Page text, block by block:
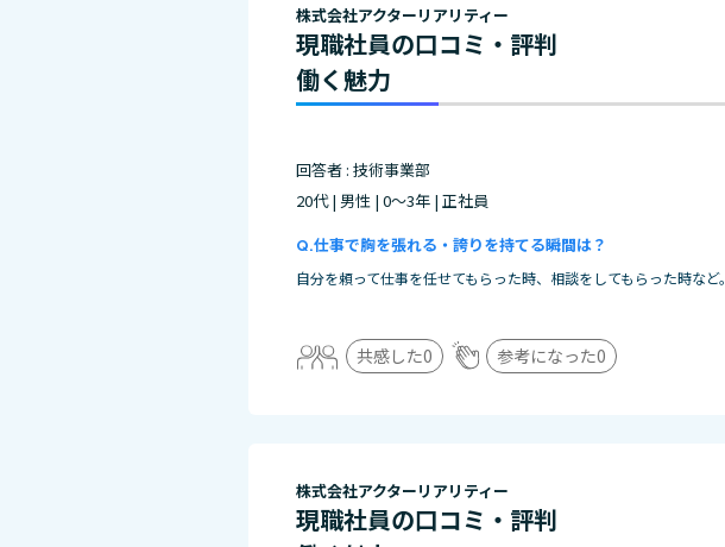
株式会社アクターリアリティー
現職社員の口コミ・評判
働く魅力
回答者 : 技術事業部
20代 | 男性 | 0～3年 | 正社員
仕事で胸を張れる・誇りを持てる瞬間は？
自分を頼って仕事を任せてもらった時、相談をしてもらった時など。
共感した0 参考になった0
株式会社アクターリアリティー
現職社員の口コミ・評判